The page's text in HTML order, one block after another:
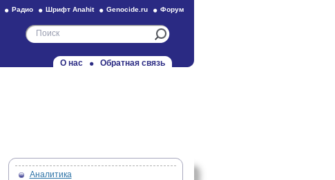
Радио Шрифт Anahit Genocide.ru Форум
О нас Обратная связь
Аналитика